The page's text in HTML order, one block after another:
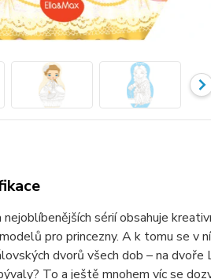
nejoblíbenějších sérií obsahuje
pro princezny. A k tomu se v
dvorů všech dob – na
To a ještě mnohem víc se